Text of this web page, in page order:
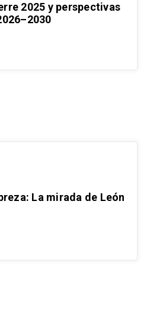
2025 y perspectivas
La mirada de León